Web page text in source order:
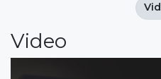
Video